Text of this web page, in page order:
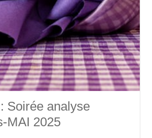
Soirée analyse
MAI 2025